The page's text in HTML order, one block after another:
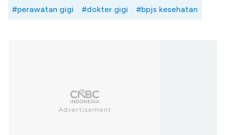
#perawatan gigi #dokter gigi #bpjs kesehatan